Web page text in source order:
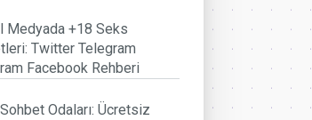
Medyada +18 Seks
Twitter Telegram
Facebook Rehberi
Odaları: Ücretsiz